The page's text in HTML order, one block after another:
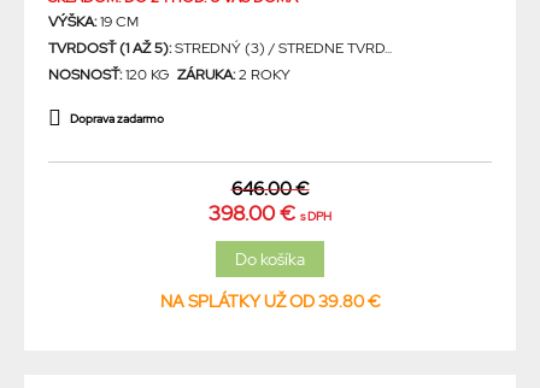
VÝŠKA:19 CM
TVRDOSŤ (1 AŽ 5):STREDNÝ (3) / STREDNE TVRD...
NOSNOSŤ:120 KG ZÁRUKA:2 ROKY
Doprava zadarmo
646.00 €
398.00 € s DPH
NA SPLÁTKY UŽ OD 39.80 €